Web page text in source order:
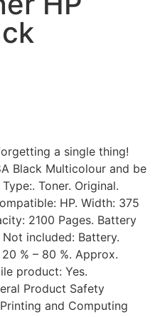
a single thing!
Black Multicolour and be
Toner. Original.
HP. Width: 375
2100 Pages. Battery
included: Battery.
% – 80 %. Approx.
product: Yes.
Product Safety
and Computing